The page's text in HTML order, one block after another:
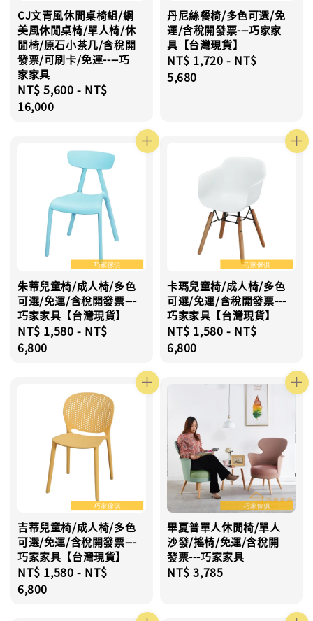
CJ文青風休閒桌椅組/網
美風休閒桌椅/單人椅/休
閒椅/原石小茶几/含稅開
發票/可刷卡/免運----巧
家家具
Regular
price
NT$ 5,600 - NT$
16,000
丹尼絲餐椅/多色可選/免
運/含稅開發票---巧家家
具【台灣現貨】
Regular
price
NT$ 1,720 - NT$
5,680
朱蒂兒童椅/成人椅/多色
可選/免運/含稅開發票---
巧家家具【台灣現貨】
Regular
price
NT$ 1,580 - NT$
6,800
卡瑪兒童椅/成人椅/多色
可選/免運/含稅開發票---
巧家家具【台灣現貨】
Regular
price
NT$ 1,580 - NT$
6,800
吉蒂兒童椅/成人椅/多色
可選/免運/含稅開發票---
巧家家具【台灣現貨】
Regular
price
NT$ 1,580 - NT$
6,800
畢夏普單人休閒椅/單人
沙發/搖椅/免運/含稅開
發票---巧家家具
Regular
NT$ 3,785